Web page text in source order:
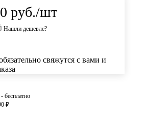
руб./шт
Нашли дешевле?
свяжутся с вами и
бесплатно
₽